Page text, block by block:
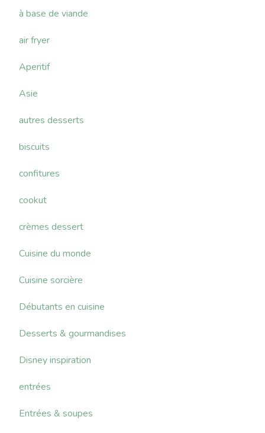
à base de viande
air fryer
Aperitif
Asie
autres desserts
biscuits
confitures
cookut
crèmes dessert
Cuisine du monde
Cuisine sorcière
Débutants en cuisine
Desserts & gourmandises
Disney inspiration
entrées
Entrées & soupes